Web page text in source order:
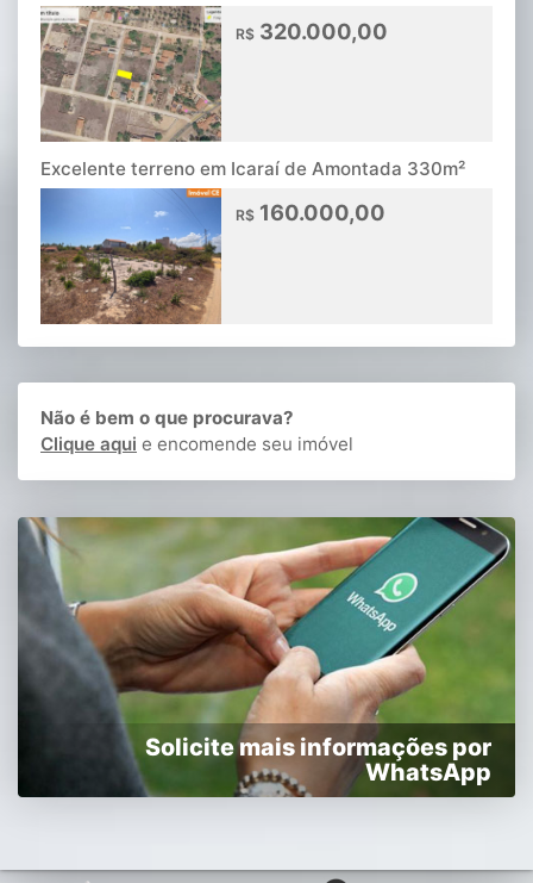
R$ 320.000,00
Excelente terreno em Icaraí de Amontada 330m²
R$ 160.000,00
Não é bem o que procurava?
Clique aqui e encomende seu imóvel
Solicite mais informações por
WhatsApp